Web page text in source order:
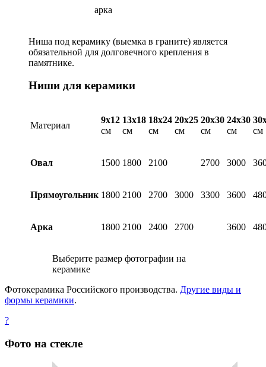
арка
Ниша под керамику (выемка в граните) является
обязательной для долговечного крепления в
памятнике.
Ниши для керамики
Материал
9х12
см
13х18
см
18х24
см
20х25
см
20х30
см
24х30
см
см
Овал 1500 1800 2100 2700 3000
Прямоугольник 1800 2100 2700 3000 3300 3600
Арка 1800 2100 2400 2700 3600
Выберите размер фотографии на
керамике
Фотокерамика Российского производства. Другие виды и
формы керамики.
?
Фото на стекле